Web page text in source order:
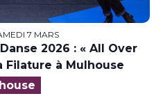
7 MARS
2026 : « All Over
Filature à Mulhouse